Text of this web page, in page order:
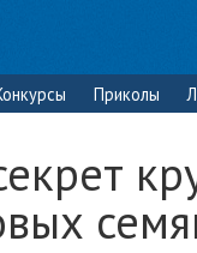
Приколы